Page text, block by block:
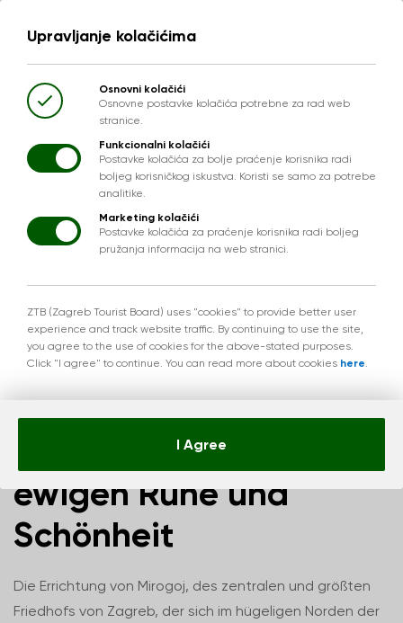
Mirogoj – Ort der
ewigen Ruhe und
Schönheit
Die Errichtung von Mirogoj, des zentralen und größten
Friedhofs von Zagreb, der sich im hügeligen Norden der
Upravljanje kolačićima
Osnovni kolačići
Osnovne postavke kolačića potrebne za rad web
stranice.
Funkcionalni kolačići
Postavke kolačića za bolje praćenje korisnika radi
boljeg korisničkog iskustva. Koristi se samo za potrebe
analitike.
Marketing kolačići
Postavke kolačića za praćenje korisnika radi boljeg
pružanja informacija na web stranici.
ZTB (Zagreb Tourist Board) uses "cookies" to provide better user
experience and track website traffic. By continuing to use the site,
you agree to the use of cookies for the above-stated purposes.
Click "I agree" to continue. You can read more about cookies here.
I Agree